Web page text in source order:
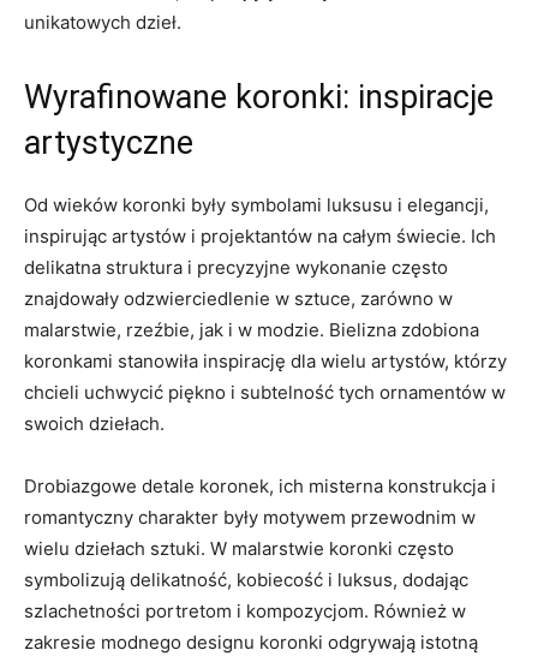
⁣unikatowych dzieł.
Wyrafinowane koronki: inspiracje
artystyczne
Od wieków koronki były symbolami luksusu i elegancji,
inspirując artystów i projektantów‍ na całym ⁤świecie. Ich
delikatna struktura i precyzyjne wykonanie często
znajdowały odzwierciedlenie ‌w sztuce, zarówno w
malarstwie, rzeźbie, jak​ i ⁤w modzie. Bielizna zdobiona​
koronkami stanowiła‌ inspirację dla wielu artystów, którzy
chcieli uchwycić piękno‍ i subtelność ​tych ⁣ornamentów w
swoich ⁣dziełach.
Drobiazgowe detale‍ koronek,‍ ich misterna konstrukcja i
romantyczny‌ charakter były motywem przewodnim w⁤
wielu dziełach sztuki. W⁢ malarstwie koronki często
symbolizują delikatność, kobiecość i luksus, dodając
szlachetności portretom i kompozycjom.‍ Również‌ w
zakresie modnego ⁣designu koronki odgrywają istotną